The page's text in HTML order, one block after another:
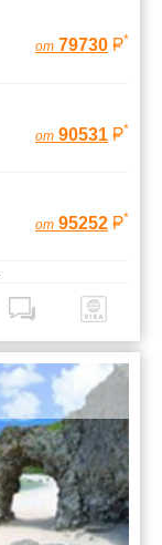
от 79730 *
от 90531 *
от 95252 *